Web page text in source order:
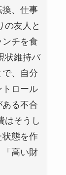
換、仕事
の友人と
チを食
状維持バ
、自分
トロール
る不合
はそうし
状態を作
「高い財